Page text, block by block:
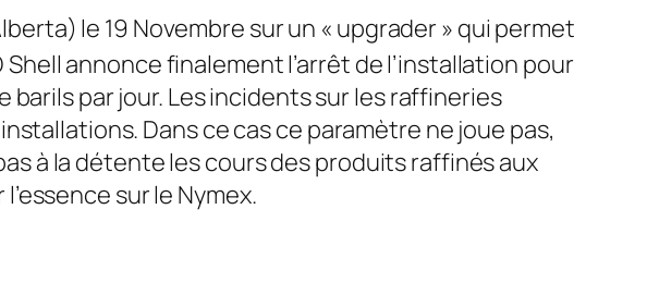
le 19 Novembre sur un « upgrader » qui permet
annonce finalement l’arrêt de l’installation pour
barils par jour. Les incidents sur les raffineries
Dans ce cas ce paramètre ne joue pas,
à la détente les cours des produits raffinés aux
sur le Nymex.